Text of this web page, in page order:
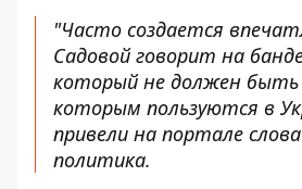
"Часто создается
Садовой говорит на
который не должен
которым пользуются в
привели на портале
политика.